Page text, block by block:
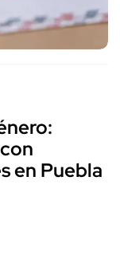
en Puebla